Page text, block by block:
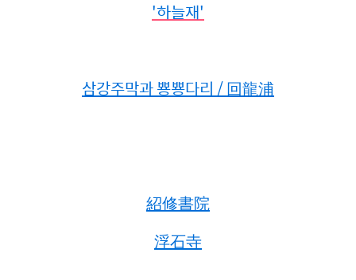
'하늘재'
삼강주막과 뿅뿅다리 / 回龍浦
紹修書院
浮石寺